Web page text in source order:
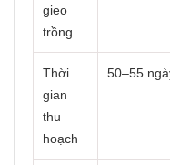
gieo
trồng
Thời
gian
thu
hoạch
50–55